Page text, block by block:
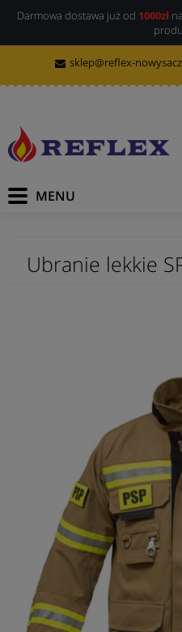
Darmowa dostawa już od 1000zł
sklep@reflex-
Ubranie lekkie